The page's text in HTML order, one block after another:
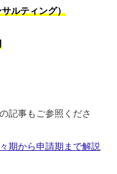
ルティング）
記事もご参照くださ
期から申請期まで解説